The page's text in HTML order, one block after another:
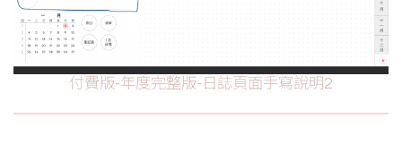
付費版-年度完整版-日誌頁面手寫說明2